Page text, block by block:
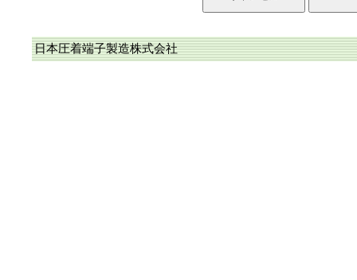
日本圧着端子製造株式会社